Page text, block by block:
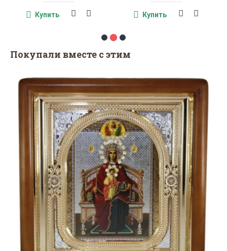
Купить Купить
Покупали вместе с этим